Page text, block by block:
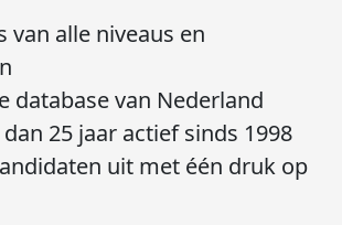
van alle niveaus en
database van Nederland
25 jaar actief sinds 1998
uit met één druk op